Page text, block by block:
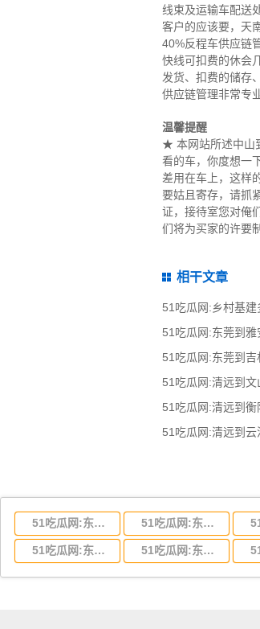
线束及运输车配送
客户的应该要，天
40%反程车供应链
快线可扣费的休会
发货、扣费的储存
供应链管理非常专
温馨提醒
★ 本网站所述中山
看的车，你度想一
差用在车上，这样
要姑且寄存，请抓
证，接待室您对俺
们将为买家的许要
相干文章
51吃瓜网:乡村基
51吃瓜网:东莞到
51吃瓜网:东莞到湖北省物流专线,东莞到湖北省物流公司 51吃瓜网:东莞到河南省物流专线,东莞到河南省物流公司
51吃瓜网:东莞到云南省物流运输,东莞到云南省物流公司 51吃瓜网:东莞到江西省物流专线,东莞到江西省物流公司